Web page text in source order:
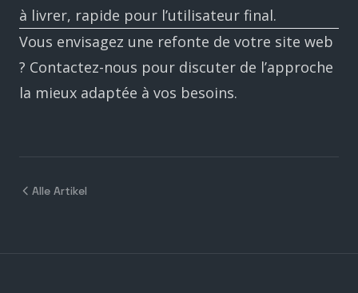
à livrer, rapide pour l’utilisateur final.
Vous envisagez une refonte de votre site web
? Contactez-nous pour discuter de l’approche
la mieux adaptée à vos besoins.
Alle Artikel